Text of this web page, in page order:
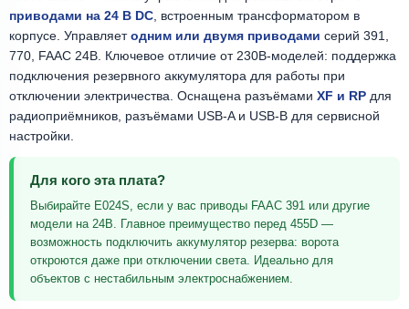
приводами на 24 В DC , встроенным трансформатором в
корпусе. Управляетодним или двумя приводами серий 391,
770, FAAC 24В. Ключевое отличие от 230В-моделей: поддержка
подключения резервного аккумулятора для работы при
отключении электричества. Оснащена разъёмами XF и RP для
радиоприёмников, разъёмами USB-A и USB-B для сервисной
настройки.
Для кого эта плата?
Выбирайте E024S, если у вас приводы FAAC 391 или другие
модели на 24В. Главное преимущество перед 455D —
возможность подключить аккумулятор резерва: ворота
откроются даже при отключении света. Идеально для
объектов с нестабильным электроснабжением.